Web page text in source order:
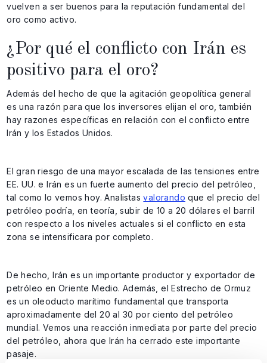
vuelven a ser buenos para la reputación fundamental del
oro como activo.
¿Por qué el conflicto con Irán es
positivo para el oro?
Además del hecho de que la agitación geopolítica general
es una razón para que los inversores elijan el oro, también
hay razones específicas en relación con el conflicto entre
Irán y los Estados Unidos.
El gran riesgo de una mayor escalada de las tensiones entre
EE. UU. e Irán es un fuerte aumento del precio del petróleo,
tal como lo vemos hoy. Analistasvalorando que el precio del
petróleo podría, en teoría, subir de 10 a 20 dólares el barril
con respecto a los niveles actuales si el conflicto en esta
zona se intensificara por completo.
De hecho, Irán es un importante productor y exportador de
petróleo en Oriente Medio. Además, el Estrecho de Ormuz
es un oleoducto marítimo fundamental que transporta
aproximadamente del 20 al 30 por ciento del petróleo
mundial. Vemos una reacción inmediata por parte del precio
del petróleo, ahora que Irán ha cerrado este importante
pasaje.